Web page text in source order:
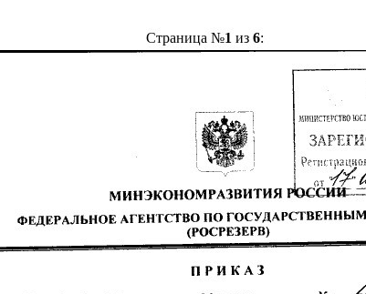
Страница №1 из 6: